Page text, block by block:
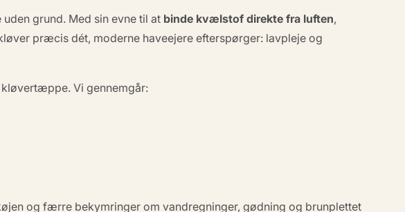
grund. Med sin evne til at binde kvælstof direkte fra luften,
præcis dét, moderne haveejere efterspørger: lavpleje og
Vi gennemgår:
og færre bekymringer om vandregninger, gødning og brunplettet